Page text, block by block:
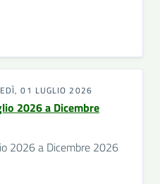
01 LUGLIO 2026
2026 a Dicembre
2026 a Dicembre 2026